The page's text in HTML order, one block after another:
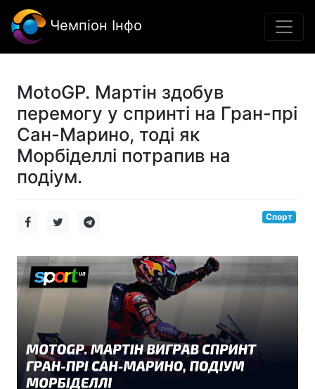
Чемпіон Інфо
MotoGP. Мартін здобув
перемогу у спринті на Гран-прі
Сан-Марино, тоді як
Морбіделлі потрапив на
подіум.
Спорт